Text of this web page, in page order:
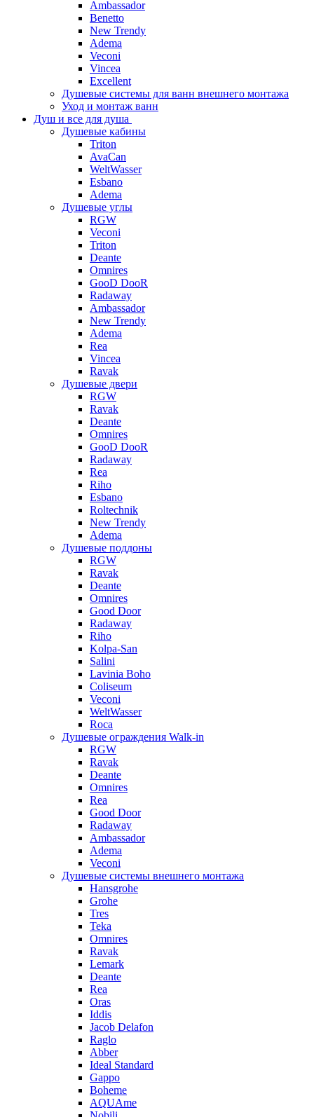
Ambassador
Benetto
New Trendy
Adema
Veconi
Vincea
Excellent
Душевые системы для ванн внешнего монтажа
Уход и монтаж ванн
Душ и все для душа
Душевые кабины
Triton
AvaCan
WeltWasser
Esbano
Adema
Душевые углы
RGW
Veconi
Triton
Deante
Omnires
GooD DooR
Radaway
Ambassador
New Trendy
Adema
Rea
Vincea
Ravak
Душевые двери
RGW
Ravak
Deante
Omnires
GooD DooR
Radaway
Rea
Riho
Esbano
Roltechnik
New Trendy
Adema
Душевые поддоны
RGW
Ravak
Deante
Omnires
Good Door
Radaway
Riho
Kolpa-San
Salini
Lavinia Boho
Coliseum
Veconi
WeltWasser
Roca
Душевые ограждения Walk-in
RGW
Ravak
Deante
Omnires
Rea
Good Door
Radaway
Ambassador
Adema
Veconi
Душевые системы внешнего монтажа
Hansgrohe
Grohe
Tres
Teka
Omnires
Ravak
Lemark
Deante
Rea
Oras
Iddis
Jacob Delafon
Raglo
Abber
Ideal Standard
Gappo
Boheme
AQUAme